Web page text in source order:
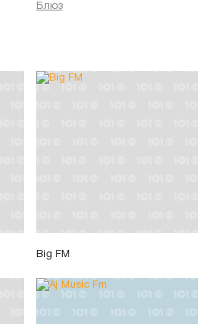
Блюз
Big FM